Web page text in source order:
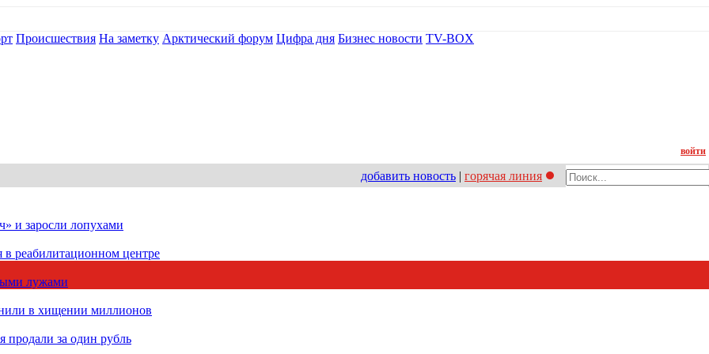
Происшествия На заметку Арктический форум Цифра дня Бизнес новости TV-BOX
войти
добавить новость | горячая линия
и заросли лопухами
реабилитационном центре
лужами
в хищении миллионов
продали за один рубль